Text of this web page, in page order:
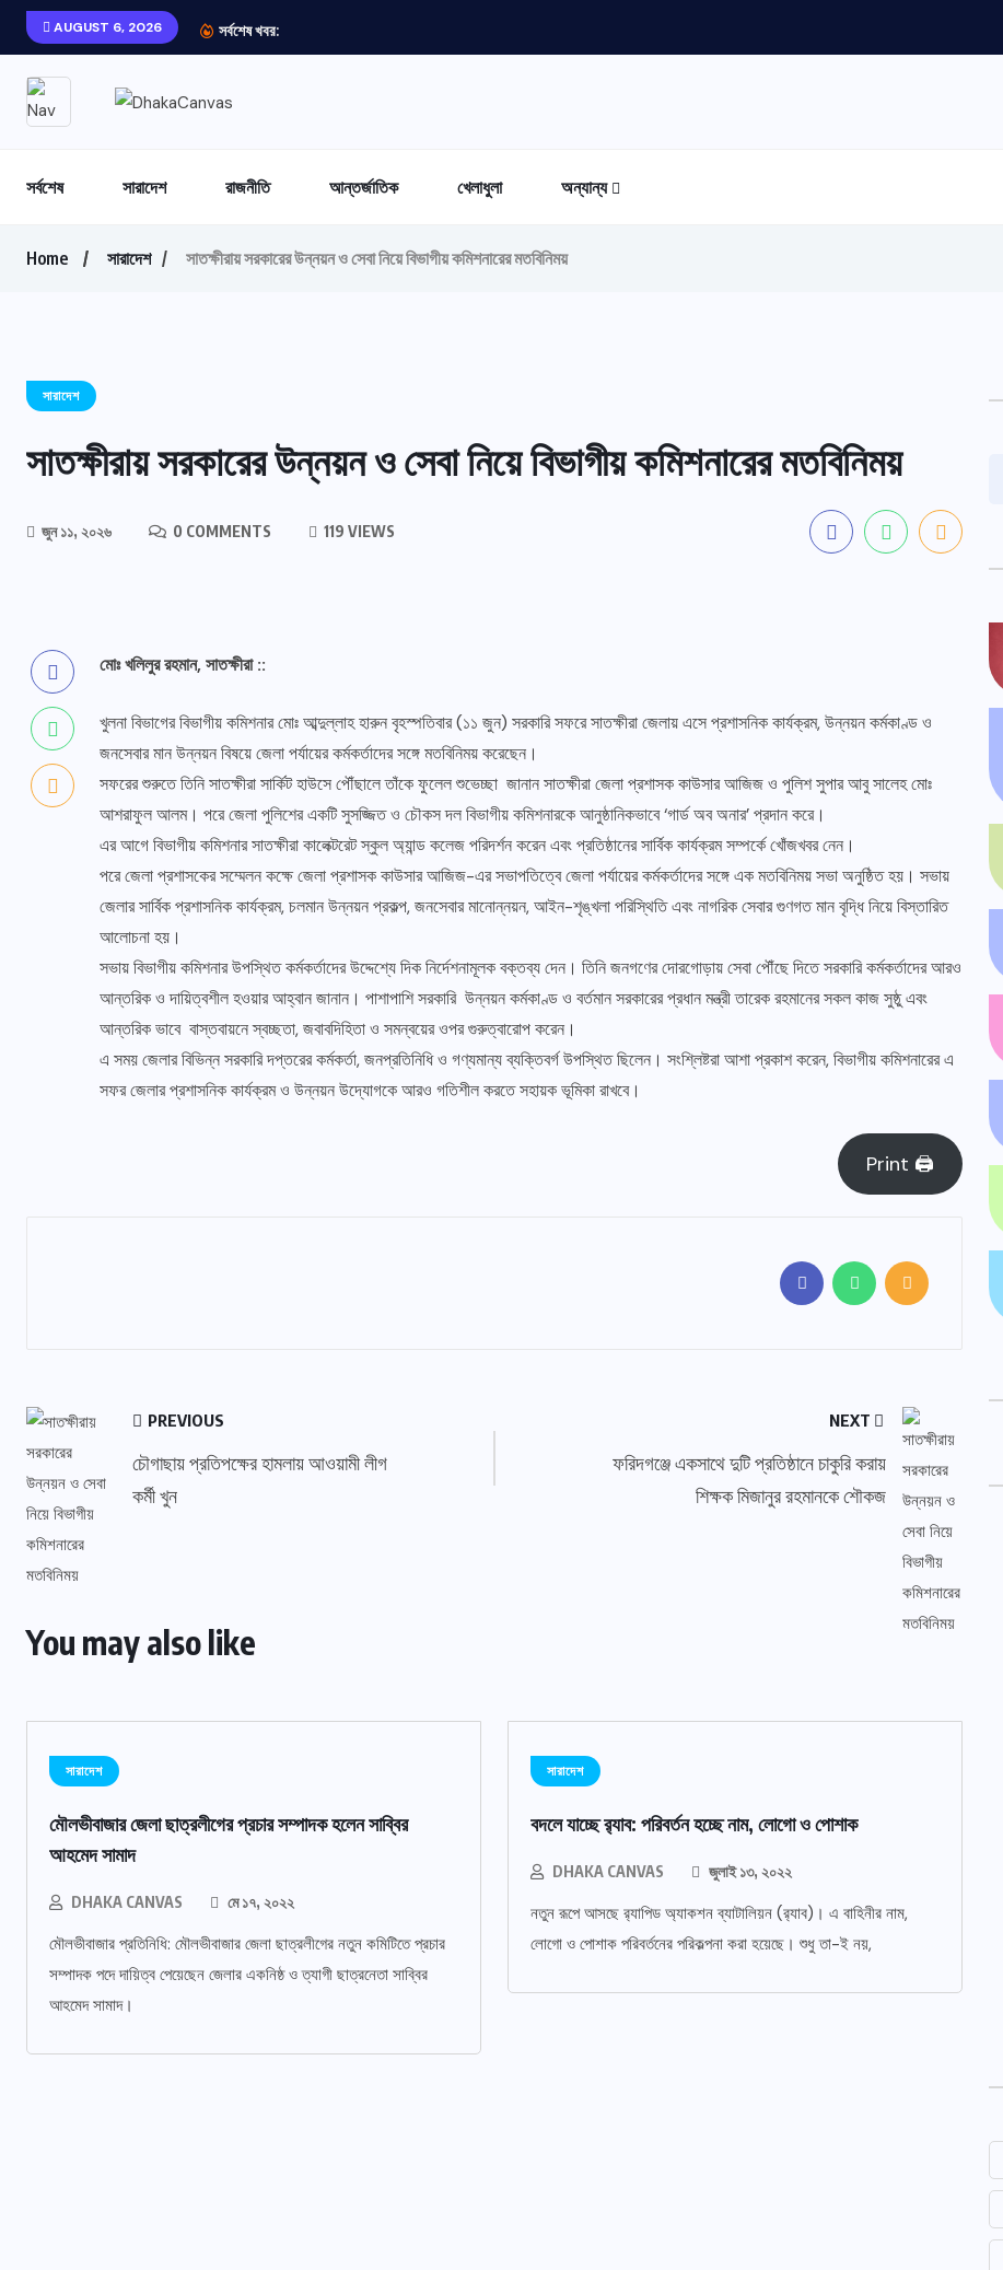
AUGUST 6, 2026 সর্বশেষ খবর:
সর্বশেষ সারাদেশ রাজনীতি আন্তর্জাতিক খেলাধুলা অন্যান্য
Home সারাদেশ সাতক্ষীরায় সরকারের উন্নয়ন ও সেবা নিয়ে বিভাগীয় কমিশনারের মতবিনিময়
সারাদেশ
সাতক্ষীরায় সরকারের উন্নয়ন ও সেবা নিয়ে বিভাগীয় কমিশনারের মতবিনিময়
জুন ১১, ২০২৬ 0 COMMENTS 119 VIEWS
মোঃ খলিলুর রহমান, সাতক্ষীরা ::
খুলনা বিভাগের বিভাগীয় কমিশনার মোঃ আব্দুল্লাহ হারুন বৃহস্পতিবার (১১ জুন) সরকারি সফরে সাতক্ষীরা জেলায় এসে প্রশাসনিক কার্যক্রম, উন্নয়ন কর্মকাণ্ড ও
জনসেবার মান উন্নয়ন বিষয়ে জেলা পর্যায়ের কর্মকর্তাদের সঙ্গে মতবিনিময় করেছেন।
সফরের শুরুতে তিনি সাতক্ষীরা সার্কিট হাউসে পৌঁছালে তাঁকে ফুলেল শুভেচ্ছা জানান সাতক্ষীরা জেলা প্রশাসক কাউসার আজিজ ও পুলিশ সুপার আবু সালেহ মোঃ
আশরাফুল আলম। পরে জেলা পুলিশের একটি সুসজ্জিত ও চৌকস দল বিভাগীয় কমিশনারকে আনুষ্ঠানিকভাবে ‘গার্ড অব অনার’ প্রদান করে।
এর আগে বিভাগীয় কমিশনার সাতক্ষীরা কালেক্টরেট স্কুল অ্যান্ড কলেজ পরিদর্শন করেন এবং প্রতিষ্ঠানের সার্বিক কার্যক্রম সম্পর্কে খোঁজখবর নেন।
পরে জেলা প্রশাসকের সম্মেলন কক্ষে জেলা প্রশাসক কাউসার আজিজ-এর সভাপতিত্বে জেলা পর্যায়ের কর্মকর্তাদের সঙ্গে এক মতবিনিময় সভা অনুষ্ঠিত হয়। সভায়
জেলার সার্বিক প্রশাসনিক কার্যক্রম, চলমান উন্নয়ন প্রকল্প, জনসেবার মানোন্নয়ন, আইন-শৃঙ্খলা পরিস্থিতি এবং নাগরিক সেবার গুণগত মান বৃদ্ধি নিয়ে বিস্তারিত
আলোচনা হয়।
সভায় বিভাগীয় কমিশনার উপস্থিত কর্মকর্তাদের উদ্দেশ্যে দিক নির্দেশনামূলক বক্তব্য দেন। তিনি জনগণের দোরগোড়ায় সেবা পৌঁছে দিতে সরকারি কর্মকর্তাদের আরও
আন্তরিক ও দায়িত্বশীল হওয়ার আহ্বান জানান। পাশাপাশি সরকারি উন্নয়ন কর্মকাণ্ড ও বর্তমান সরকারের প্রধান মন্ত্রী তারেক রহমানের সকল কাজ সুষ্ঠু এবং
আন্তরিক ভাবে বাস্তবায়নে স্বচ্ছতা, জবাবদিহিতা ও সমন্বয়ের ওপর গুরুত্বারোপ করেন।
এ সময় জেলার বিভিন্ন সরকারি দপ্তরের কর্মকর্তা, জনপ্রতিনিধি ও গণ্যমান্য ব্যক্তিবর্গ উপস্থিত ছিলেন। সংশ্লিষ্টরা আশা প্রকাশ করেন, বিভাগীয় কমিশনারের এ
সফর জেলার প্রশাসনিক কার্যক্রম ও উন্নয়ন উদ্যোগকে আরও গতিশীল করতে সহায়ক ভূমিকা রাখবে।
Print 🖨
PREVIOUS
চৌগাছায় প্রতিপক্ষের হামলায় আওয়ামী লীগ
কর্মী খুন
NEXT
ফরিদগঞ্জে একসাথে দুটি প্রতিষ্ঠানে চাকুরি করায়
শিক্ষক মিজানুর রহমানকে শৌকজ
You may also like
সারাদেশ
মৌলভীবাজার জেলা ছাত্রলীগের প্রচার সম্পাদক হলেন সাব্বির
আহমেদ সামাদ
DHAKA CANVAS মে ১৭, ২০২২
মৌলভীবাজার প্রতিনিধি: মৌলভীবাজার জেলা ছাত্রলীগের নতুন কমিটিতে প্রচার
সম্পাদক পদে দায়িত্ব পেয়েছেন জেলার একনিষ্ঠ ও ত্যাগী ছাত্রনেতা সাব্বির
আহমেদ সামাদ।
সারাদেশ
বদলে যাচ্ছে র‌্যাব: পরিবর্তন হচ্ছে নাম, লোগো ও পোশাক
DHAKA CANVAS জুলাই ১৩, ২০২২
নতুন রূপে আসছে র‌্যাপিড অ্যাকশন ব্যাটালিয়ন (র‌্যাব)। এ বাহিনীর নাম,
লোগো ও পোশাক পরিবর্তনের পরিকল্পনা করা হয়েছে। শুধু তা-ই নয়,